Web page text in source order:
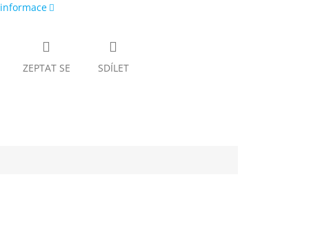
ZEPTAT SE SDÍLET